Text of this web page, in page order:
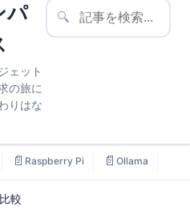
パ
ェット
の旅に
りはな
🔍
📄 Raspberry Pi 📄 Ollama
較